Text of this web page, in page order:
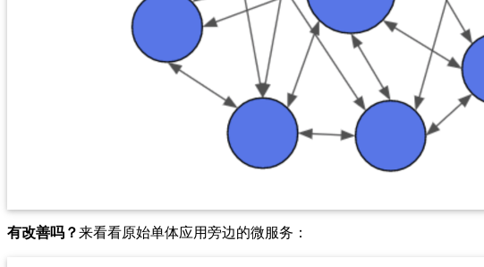
有改善吗？来看看原始单体应用旁边的微服务：